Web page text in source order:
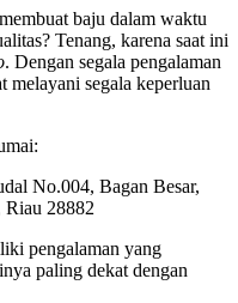
baju dalam waktu
Tenang, karena saat ini
. Dengan segala pengalaman
melayani segala keperluan
No.004, Bagan Besar,
28882
pengalaman yang
paling dekat dengan